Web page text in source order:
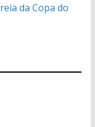
da Copa do